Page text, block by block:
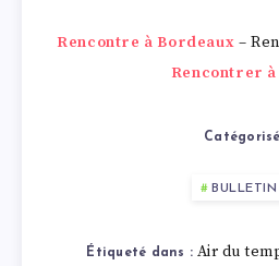
Rencontre à Bordeaux –
Rencontrer à
BULLETIN
Étiqueté dans : Air du